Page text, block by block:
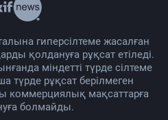
гиперсілтеме жасалған
қолдануға рұқсат етіледі.
міндетті түрде сілтеме
түрде рұқсат берілмеген
коммерциялық мақсаттарға
болмайды.